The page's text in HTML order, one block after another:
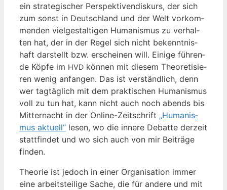
ein stra­te­gi­scher Per­spek­ti­vendis­kurs, der sich
zum sonst in Deutsch­land und der Welt vor­kom­
men­den viel­ge­stal­ti­gen Huma­nis­mus zu ver­hal­
ten hat, der in der Regel sich nicht bekennt­nis­
haft dar­stellt bzw. erschei­nen will. Eini­ge füh­ren­
de Köp­fe im HVD kön­nen mit die­sem Theo­re­ti­sie­
ren wenig anfan­gen. Das ist ver­ständ­lich, denn
wer tag­täg­lich mit dem prak­ti­schen Huma­nis­mus
voll zu tun hat, kann nicht auch noch abends bis
Mit­ter­nacht in der Online-Zeit­schrift „Huma­nis­
mus aktu­ell“ lesen, wo die inne­re Debat­te der­zeit
statt­fin­det und wo sich auch von mir Bei­trä­ge
finden.
Theo­rie ist jedoch in einer Orga­ni­sa­ti­on immer
eine arbeits­tei­li­ge Sache, die für ande­re und mit